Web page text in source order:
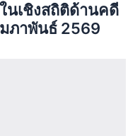
นเชิงสถิติด้านคดี
ภาพันธ์ 2569